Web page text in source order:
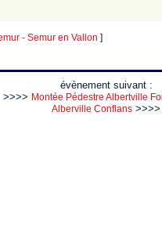
- Semur en Vallon ]
évènement suivant :
>>>> Montée Pédestre Albertville
Alberville Conflans >>>>